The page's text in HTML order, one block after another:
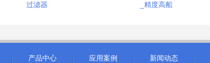
过滤器
_精度高船
产品中心 应用案例 新闻动态